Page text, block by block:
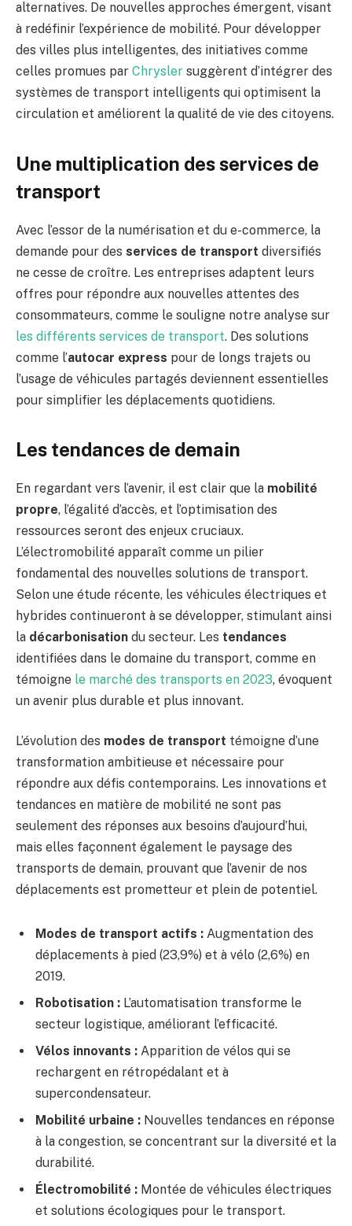
alternatives. De nouvelles approches émergent, visant
à redéfinir l’expérience de mobilité. Pour développer
des villes plus intelligentes, des initiatives comme
celles promues par Chrysler suggèrent d’intégrer des
systèmes de transport intelligents qui optimisent la
circulation et améliorent la qualité de vie des citoyens.
Une multiplication des services de
transport
Avec l’essor de la numérisation et du e-commerce, la
demande pour des services de transport diversifiés
ne cesse de croître. Les entreprises adaptent leurs
offres pour répondre aux nouvelles attentes des
consommateurs, comme le souligne notre analyse sur
les différents services de transport. Des solutions
comme l’autocar express pour de longs trajets ou
l’usage de véhicules partagés deviennent essentielles
pour simplifier les déplacements quotidiens.
Les tendances de demain
En regardant vers l’avenir, il est clair que la mobilité
propre, l’égalité d’accès, et l’optimisation des
ressources seront des enjeux cruciaux.
L’électromobilité apparaît comme un pilier
fondamental des nouvelles solutions de transport.
Selon une étude récente, les véhicules électriques et
hybrides continueront à se développer, stimulant ainsi
la décarbonisation du secteur. Les tendances
identifiées dans le domaine du transport, comme en
témoigne le marché des transports en 2023, évoquent
un avenir plus durable et plus innovant.
L’évolution des modes de transport témoigne d’une
transformation ambitieuse et nécessaire pour
répondre aux défis contemporains. Les innovations et
tendances en matière de mobilité ne sont pas
seulement des réponses aux besoins d’aujourd’hui,
mais elles façonnent également le paysage des
transports de demain, prouvant que l’avenir de nos
déplacements est prometteur et plein de potentiel.
Modes de transport actifs : Augmentation des
déplacements à pied (23,9%) et à vélo (2,6%) en
2019.
Robotisation : L’automatisation transforme le
secteur logistique, améliorant l’efficacité.
Vélos innovants : Apparition de vélos qui se
rechargent en rétropédalant et à
supercondensateur.
Mobilité urbaine : Nouvelles tendances en réponse
à la congestion, se concentrant sur la diversité et la
durabilité.
Électromobilité : Montée de véhicules électriques
et solutions écologiques pour le transport.